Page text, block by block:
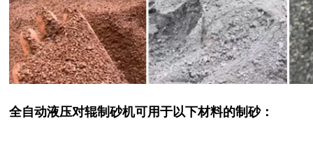
全自动液压对辊制砂机可用于以下材料的制砂：